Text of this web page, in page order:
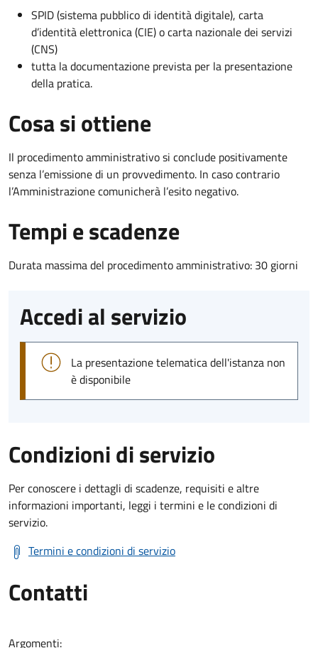
SPID (sistema pubblico di identità digitale), carta
d’identità elettronica (CIE) o carta nazionale dei servizi
(CNS)
tutta la documentazione prevista per la presentazione
della pratica.
Cosa si ottiene
Il procedimento amministrativo si conclude positivamente
senza l’emissione di un provvedimento. In caso contrario
l’Amministrazione comunicherà l’esito negativo.
Tempi e scadenze
Durata massima del procedimento amministrativo: 30 giorni
Accedi al servizio
La presentazione telematica dell'istanza non
è disponibile
Condizioni di servizio
Per conoscere i dettagli di scadenze, requisiti e altre
informazioni importanti, leggi i termini e le condizioni di
servizio.
Termini e condizioni di servizio
Contatti
Argomenti: